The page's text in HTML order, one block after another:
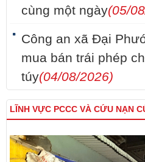
cùng một ngày(05/
Công an xã Đại
mua bán trái phép
túy(04/08/2026)
LĨNH VỰC PCCC VÀ CỨU NẠN